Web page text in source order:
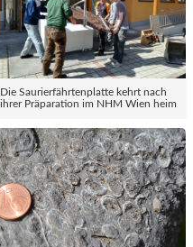
Die Saurierfährtenplatte kehrt nach
ihrer Präparation im NHM Wien heim